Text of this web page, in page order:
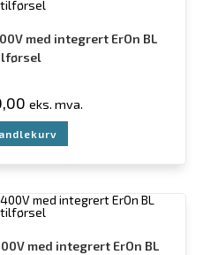
med integrert ErOn BL
eks. mva.
med integrert ErOn BL